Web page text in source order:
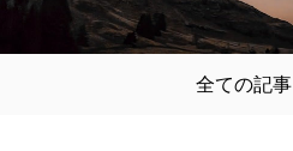
全ての記事